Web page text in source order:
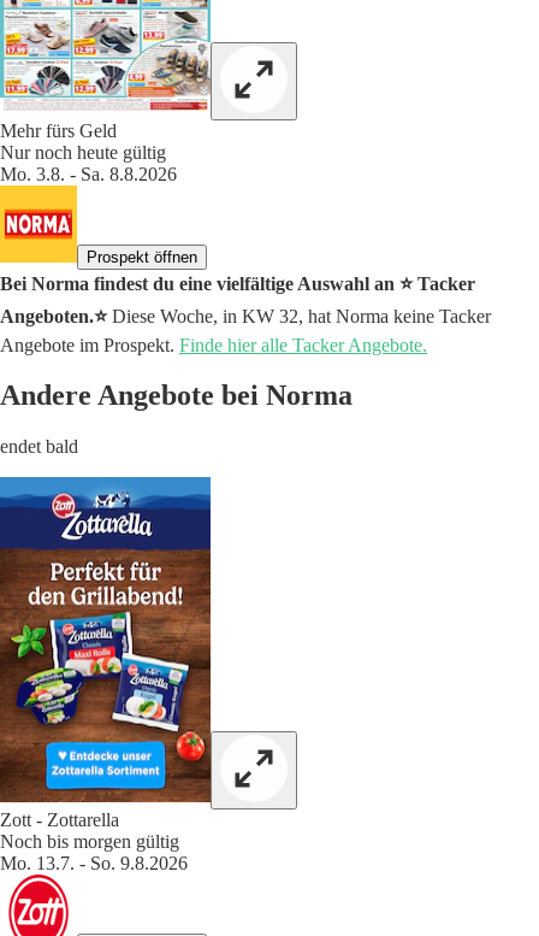
Mehr fürs Geld
Nur noch heute gültig
Mo. 3.8. - Sa. 8.8.2026
Prospekt öffnen
Bei Norma findest du eine vielfältige Auswahl an ⭐️ Tacker
Angeboten.⭐️Diese Woche, in KW 32, hat Norma keine Tacker
Angebote im Prospekt. Finde hier alle Tacker Angebote.
Andere Angebote bei Norma
endet bald
Zott - Zottarella
Noch bis morgen gültig
Mo. 13.7. - So. 9.8.2026